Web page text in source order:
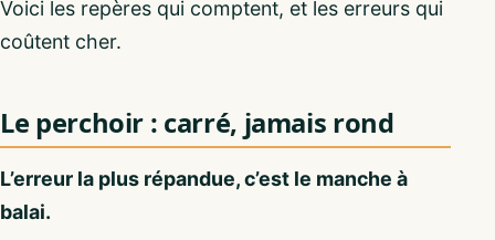
Voici les repères qui comptent, et les erreurs qui
coûtent cher.
Le perchoir : carré, jamais rond
L’erreur la plus répandue, c’est le manche à
balai.